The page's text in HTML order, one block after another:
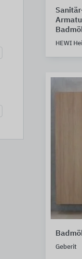
HEWI
Geberit